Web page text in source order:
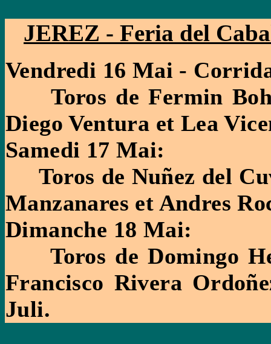
JEREZ - Feria del
Vendredi 16 Mai -
Toros de Fermin
Diego Ventura et Lea
Samedi 17 Mai:
Toros de Nuñez del
Manzanares et Andres
Dimanche 18 Mai:
Toros de Domingo
Francisco Rivera
Juli.